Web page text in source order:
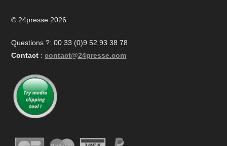
© 24presse 2026
Questions ?: 00 33 (0)9 52 93 38 78
Contact : contact@24presse.com